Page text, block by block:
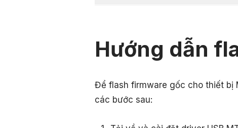
Hướng dẫn
Để flash firmware gốc cho thiết bị
các bước sau: